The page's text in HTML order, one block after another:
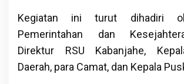
Kegiatan ini turut dihadiri
Pemerintahan dan
Direktur RSU Kabanjahe,
Daerah, para Camat, dan Kepala